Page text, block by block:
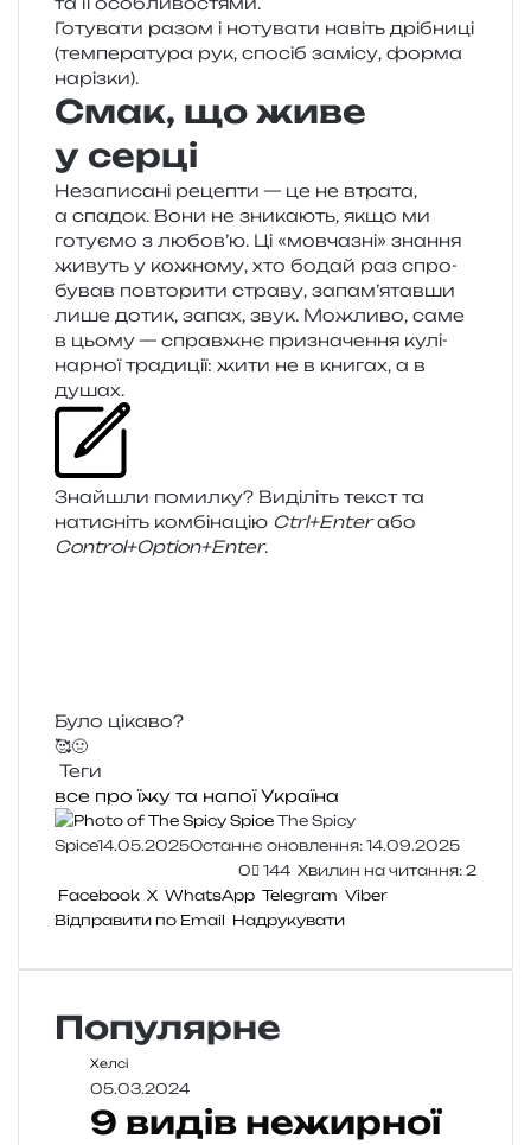
Готувати разом і ноту­ва­ти навіть дрі­бни­ці
(тем­пе­ра­ту­ра рук, спо­сіб замі­су, форма
нарізки).
Смак, що живе
у серці
Незаписані реце­пти — це не втра­та,
а спа­док. Вони не зни­ка­ють, якщо ми
готу­є­мо з любов’ю. Ці «мов­ча­зні» зна­н­ня
живуть у кожно­му, хто бодай раз спро­
бу­вав повто­ри­ти стра­ву, запам’ятавши
лише дотик, запах, звук. Можливо, саме
в цьому — справ­жнє при­зна­че­н­ня кулі­
нар­ної тра­ди­ції: жити не в кни­гах, а в
душах.
Знайшли помил­ку? Виділіть текст та
нати­сніть ком­бі­на­цію Ctrl+Enterабо
Control+Option+Enter.
Було цікаво?
🥰🤢
Теги
все про їжу та напої Україна
The Spicy
Spice14.05.2025Останнє оновлення: 14.09.2025
0
144 Хвилин на читання: 2
Facebook X WhatsApp Telegram Viber
Відправити по Email Надрукувати
Популярне
Хелсі
05.03.2024
9 видів нежирної